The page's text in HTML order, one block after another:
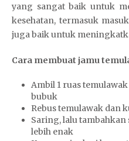
yang sangat baik untuk
kesehatan, termasuk
juga baik untuk
Cara membuat jamu
Ambil 1 ruas
bubuk
Rebus temulawak dan
Saring, lalu
lebih enak